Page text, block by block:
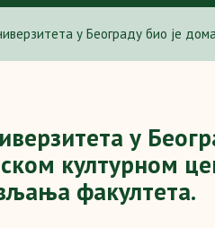
у Београду био је
у
културном
факултета.